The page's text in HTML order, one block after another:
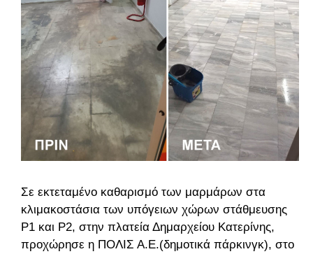
Σε εκτεταμένο καθαρισμό των μαρμάρων στα
κλιμακοστάσια των υπόγειων χώρων στάθμευσης
P1 και P2, στην πλατεία Δημαρχείου Κατερίνης,
προχώρησε η ΠΟΛΙΣ Α.Ε.(δημοτικά πάρκινγκ), στο